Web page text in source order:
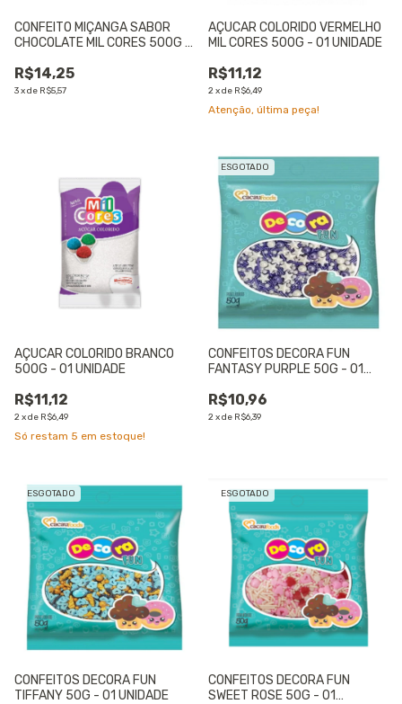
CONFEITO MIÇANGA SABOR
CHOCOLATE MIL CORES 500G -
R$14,25
3xde R$5,57
AÇUCAR COLORIDO VERMELHO
MIL CORES 500G - 01 UNIDADE
R$11,12
2xde R$6,49
Atenção, última peça!
AÇUCAR COLORIDO BRANCO
500G - 01 UNIDADE
R$11,12
2xde R$6,49
Só restam 5 em estoque!
ESGOTADO
CONFEITOS DECORA FUN
FANTASY PURPLE 50G - 01
R$10,96
2xde R$6,39
ESGOTADO
CONFEITOS DECORA FUN
TIFFANY 50G - 01 UNIDADE
ESGOTADO
CONFEITOS DECORA FUN
SWEET ROSE 50G - 01